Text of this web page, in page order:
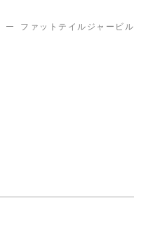
ファットテイルジャービル